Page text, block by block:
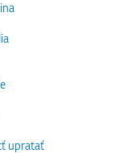
upratať